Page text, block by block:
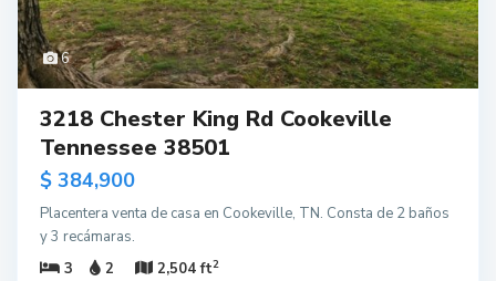
6
3218 Chester King Rd Cookeville
Tennessee 38501
$ 384,900
Placentera venta de casa en Cookeville, TN. Consta de 2 baños
y 3 recámaras.
3
2 2,504 ft2